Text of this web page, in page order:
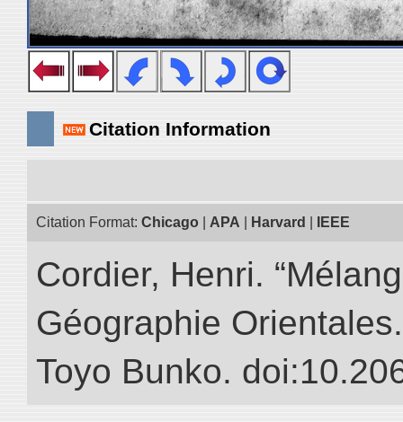
Citation Information
Citation Format: Chicago APA Harvard IEEE
Cordier, Henri.
Géographie
Toyo Bunko.